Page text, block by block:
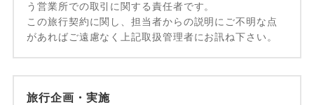
う営業所での取引に関する責任者です。
この旅行契約に関し、担当者からの説明にご不明な点
があればご遠慮なく上記取扱管理者にお訊ね下さい。
旅行企画・実施